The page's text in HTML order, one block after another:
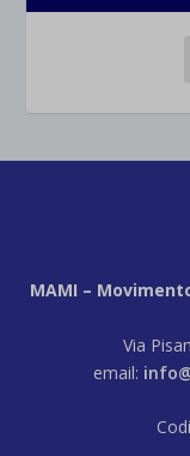
MAMI –
Via
email: